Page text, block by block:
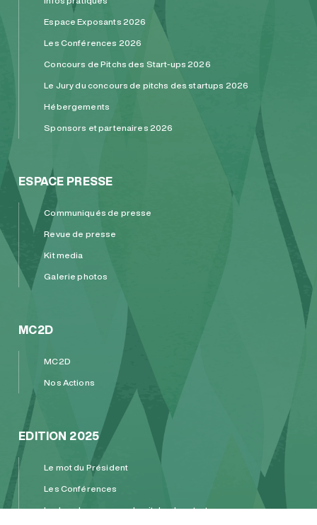
Espace Exposants 2026
Les Conférences 2026
Concours de Pitchs des Start-ups 2026
Le Jury du concours de pitchs des startups 2026
Hébergements
Sponsors et partenaires 2026
ESPACE PRESSE
Communiqués de presse
Revue de presse
Kit media
Galerie photos
MC2D
MC2D
Nos Actions
EDITION 2025
Le mot du Président
Les Conférences
Le Jury du concours de pitchs des startups